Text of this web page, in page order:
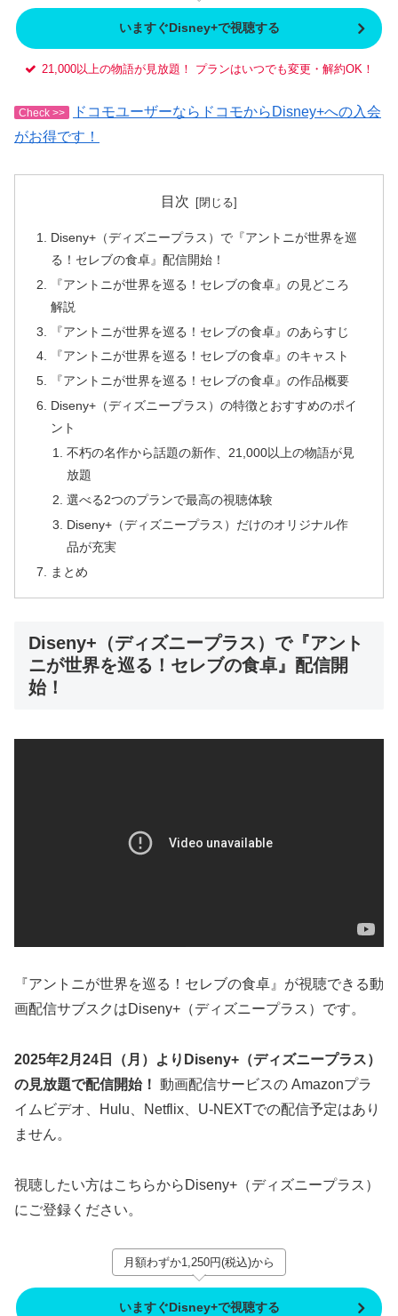
いますぐDisney+で視聴する
21,000以上の物語が見放題！ プランはいつでも変更・解約OK！
Check >>
ドコモユーザーならドコモからDisney+への入会
がお得です！
目次
Diseny+（ディズニープラス）で『アントニが世界を巡
る！セレブの食卓』配信開始！
『アントニが世界を巡る！セレブの食卓』の見どころ
解説
『アントニが世界を巡る！セレブの食卓』のあらすじ
『アントニが世界を巡る！セレブの食卓』のキャスト
『アントニが世界を巡る！セレブの食卓』の作品概要
Diseny+（ディズニープラス）の特徴とおすすめのポイ
ント
不朽の名作から話題の新作、21,000以上の物語が見
放題
選べる2つのプランで最高の視聴体験
Diseny+（ディズニープラス）だけのオリジナル作
品が充実
まとめ
Diseny+（ディズニープラス）で『アント
ニが世界を巡る！セレブの食卓』配信開
始！
『アントニが世界を巡る！セレブの食卓』が視聴できる動
画配信サブスクはDiseny+（ディズニープラス）です。
2025年2月24日（月）よりDiseny+（ディズニープラス）
の見放題で配信開始！ 動画配信サービスの Amazonプラ
イムビデオ、Hulu、Netflix、U-NEXTでの配信予定はあり
ません。
視聴したい方はこちらからDiseny+（ディズニープラス）
にご登録ください。
月額わずか1,250円(税込)から
いますぐDisney+で視聴する